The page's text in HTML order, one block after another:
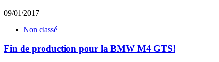
09/01/2017
Non classé
Fin de production pour la BMW M4 GTS!